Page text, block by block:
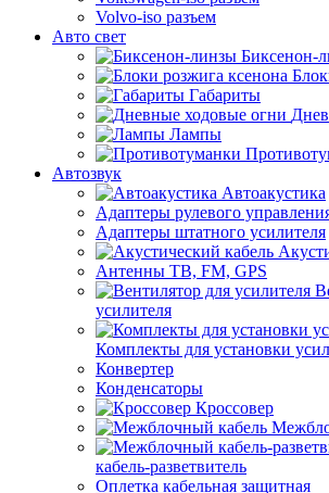
Volvo-iso разъем
Авто свет
Биксенон-
Габариты
Лампы
Автозвук
Автоакустика
Адаптеры рулевого
Адаптеры штатного усилителя
Антенны ТВ, FM, GPS
усилителя
Комплекты для установки
Конвертер
Конденсаторы
Кроссовер
кабель-разветвитель
Оплетка кабельная защитная